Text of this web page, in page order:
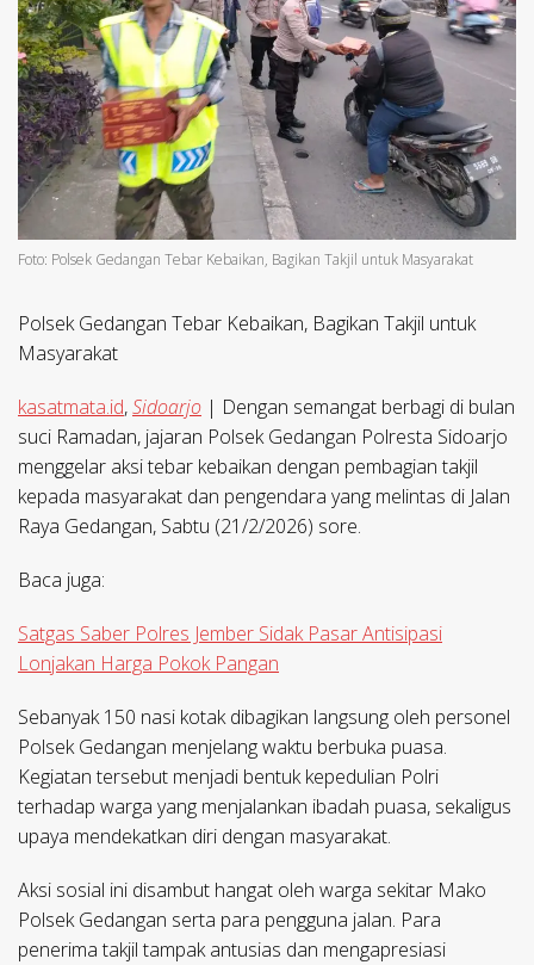
Foto: Polsek Gedangan Tebar Kebaikan, Bagikan Takjil untuk Masyarakat
Polsek Gedangan Tebar Kebaikan, Bagikan Takjil untuk
Masyarakat
kasatmata.id,Sidoarjo | Dengan semangat berbagi di bulan
suci Ramadan, jajaran Polsek Gedangan Polresta Sidoarjo
menggelar aksi tebar kebaikan dengan pembagian takjil
kepada masyarakat dan pengendara yang melintas di Jalan
Raya Gedangan, Sabtu (21/2/2026) sore.
Baca juga:
Satgas Saber Polres Jember Sidak Pasar Antisipasi
Lonjakan Harga Pokok Pangan
Sebanyak 150 nasi kotak dibagikan langsung oleh personel
Polsek Gedangan menjelang waktu berbuka puasa.
Kegiatan tersebut menjadi bentuk kepedulian Polri
terhadap warga yang menjalankan ibadah puasa, sekaligus
upaya mendekatkan diri dengan masyarakat.
Aksi sosial ini disambut hangat oleh warga sekitar Mako
Polsek Gedangan serta para pengguna jalan. Para
penerima takjil tampak antusias dan mengapresiasi